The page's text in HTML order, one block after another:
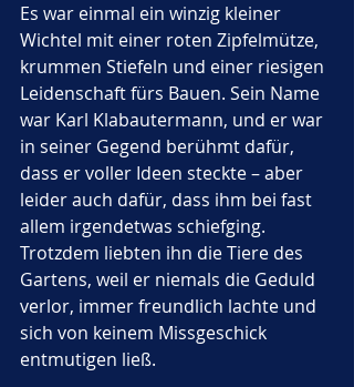
Es war einmal ein winzig kleiner
Wichtel mit einer roten Zipfelmütze,
krummen Stiefeln und einer riesigen
Leidenschaft fürs Bauen. Sein Name
war Karl Klabautermann, und er war
in seiner Gegend berühmt dafür,
dass er voller Ideen steckte – aber
leider auch dafür, dass ihm bei fast
allem irgendetwas schiefging.
Trotzdem liebten ihn die Tiere des
Gartens, weil er niemals die Geduld
verlor, immer freundlich lachte und
sich von keinem Missgeschick
entmutigen ließ.